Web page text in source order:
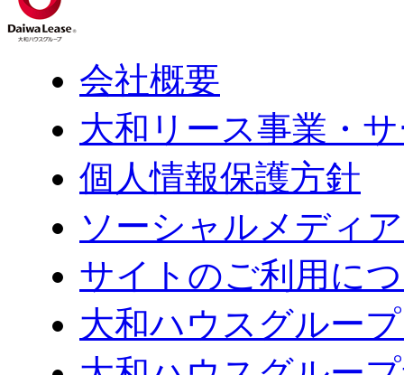
会社概要
大和リース事業・
個人情報保護方針
ソーシャルメディ
サイトのご利用に
大和ハウスグルー